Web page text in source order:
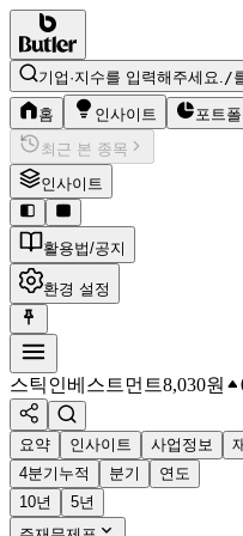
기업·지수를 입력해주세요./
홈 인사이트 포트
최근 본 종목
인사이트
활용법/공지
환경 설정
스틱인베스트먼트8,030원
요약 인사이트 사업정보
4분기누적
분기
연도
10년
5년